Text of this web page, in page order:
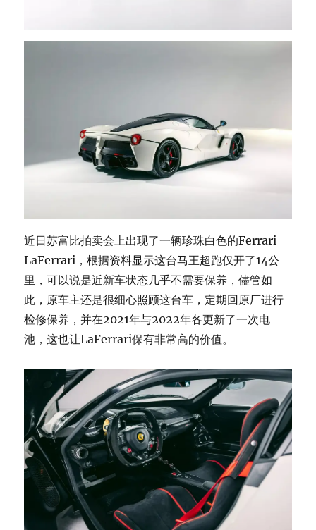
近日苏富比拍卖会上出现了一辆珍珠白色的Ferrari
LaFerrari，根据资料显示这台马王超跑仅开了14公
里，可以说是近新车状态几乎不需要保养，儘管如
此，原车主还是很细心照顾这台车，定期回原厂进行
检修保养，并在2021年与2022年各更新了一次电
池，这也让LaFerrari保有非常高的价值。